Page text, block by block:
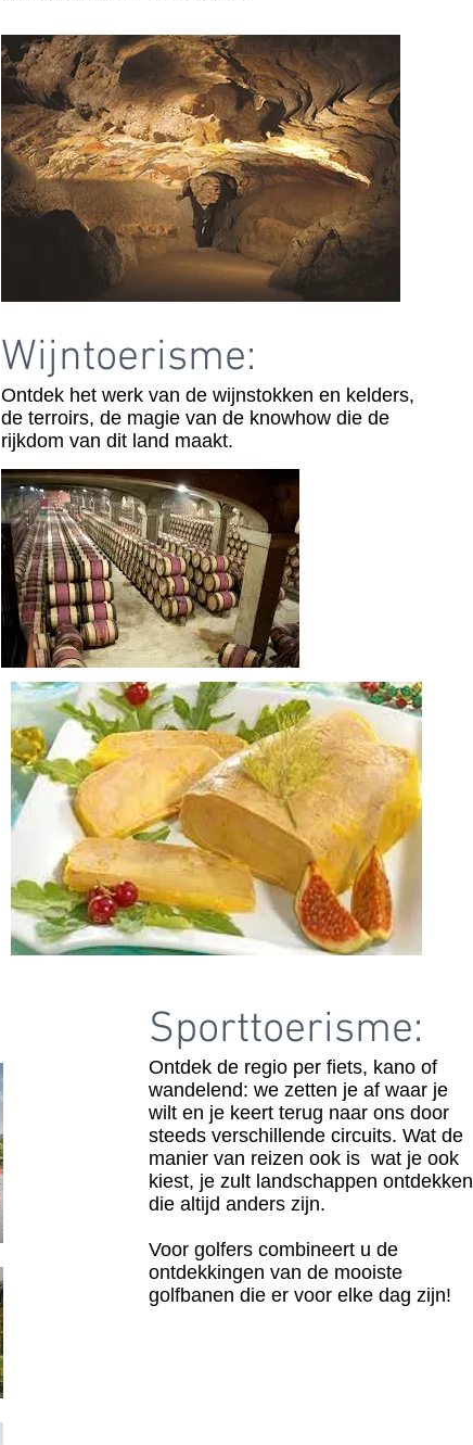
Wijntoerisme:
Ontdek het werk van de wijnstokken en kelders,
de terroirs, de magie van de knowhow die de
rijkdom van dit land maakt.
Sporttoerisme:
Ontdek de regio per fiets, kano of
wandelend: we zetten je af waar je
wilt en je keert terug naar ons door
steeds verschillende circuits. Wat de
manier van reizen ook is wat je ook
kiest, je zult landschappen ontdekken
die altijd anders zijn.
Voor golfers combineert u de
ontdekkingen van de mooiste
golfbanen die er voor elke dag zijn!